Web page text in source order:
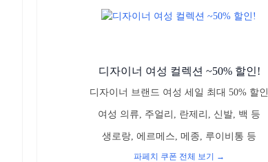
디자이너 여성 컬렉션 ~50% 할인!
디자이너 브랜드 여성 세일 최대 50% 할인
여성 의류, 주얼리, 란제리, 신발, 백 등
생로랑, 에르메스, 메종, 루이비통 등
파페치 쿠폰 전체 보기 →